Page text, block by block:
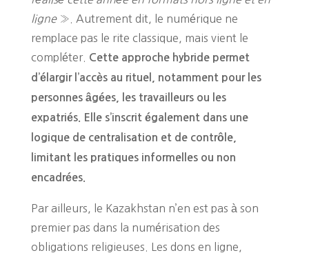
ligne». Autrement dit, le numérique ne
remplace pas le rite classique, mais vient le
compléter. Cette approche hybride permet
d’élargir l’accès au rituel, notamment pour les
personnes âgées, les travailleurs ou les
expatriés. Elle s’inscrit également dans une
logique de centralisation et de contrôle,
limitant les pratiques informelles ou non
encadrées.
Par ailleurs, le Kazakhstan n’en est pas à son
premier pas dans la numérisation des
obligations religieuses. Les dons en ligne,